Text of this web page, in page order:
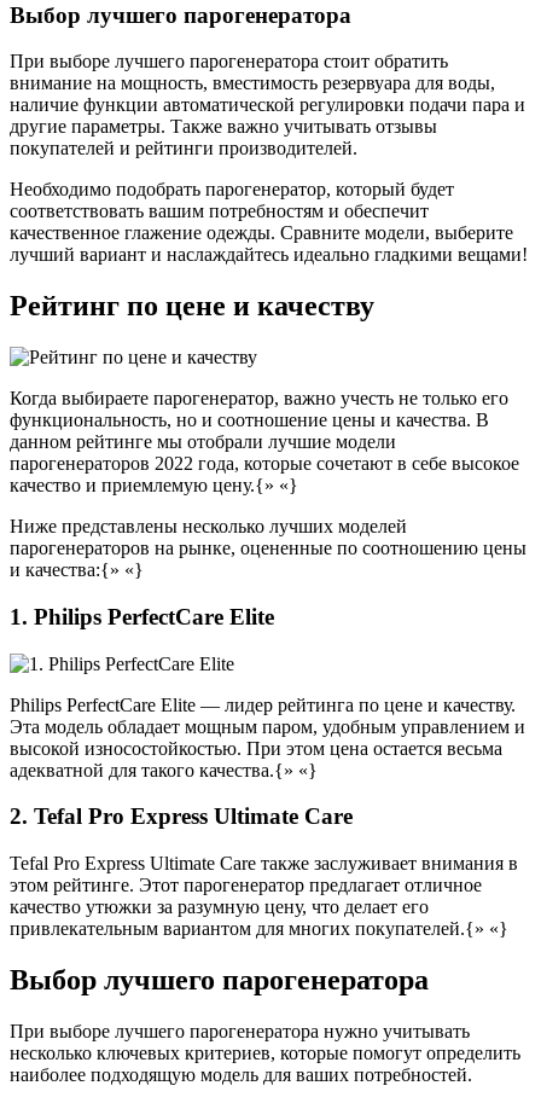
Выбор лучшего парогенератора
При выборе лучшего парогенератора стоит обратить
внимание на мощность, вместимость резервуара для воды,
наличие функции автоматической регулировки подачи пара и
другие параметры. Также важно учитывать отзывы
покупателей и рейтинги производителей.
Необходимо подобрать парогенератор, который будет
соответствовать вашим потребностям и обеспечит
качественное глажение одежды. Сравните модели, выберите
лучший вариант и наслаждайтесь идеально гладкими вещами!
Рейтинг по цене и качеству
Когда выбираете парогенератор, важно учесть не только его
функциональность, но и соотношение цены и качества. В
данном рейтинге мы отобрали лучшие модели
парогенераторов 2022 года, которые сочетают в себе высокое
качество и приемлемую цену.{» «}
Ниже представлены несколько лучших моделей
парогенераторов на рынке, оцененные по соотношению цены
и качества:{» «}
1. Philips PerfectCare Elite
Philips PerfectCare Elite — лидер рейтинга по цене и качеству.
Эта модель обладает мощным паром, удобным управлением и
высокой износостойкостью. При этом цена остается весьма
адекватной для такого качества.{» «}
2. Tefal Pro Express Ultimate Care
Tefal Pro Express Ultimate Care также заслуживает внимания в
этом рейтинге. Этот парогенератор предлагает отличное
качество утюжки за разумную цену, что делает его
привлекательным вариантом для многих покупателей.{» «}
Выбор лучшего парогенератора
При выборе лучшего парогенератора нужно учитывать
несколько ключевых критериев, которые помогут определить
наиболее подходящую модель для ваших потребностей.